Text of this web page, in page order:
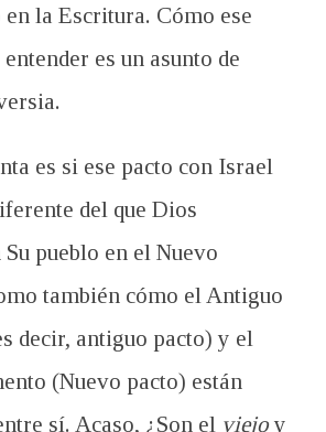
la Escritura. Cómo ese
es un asunto de
es si ese pacto con Israel
del que Dios
pueblo en el Nuevo
también cómo el Antiguo
decir, antiguo pacto) y el
(Nuevo pacto) están
sí. Acaso, ¿Son el viejoy